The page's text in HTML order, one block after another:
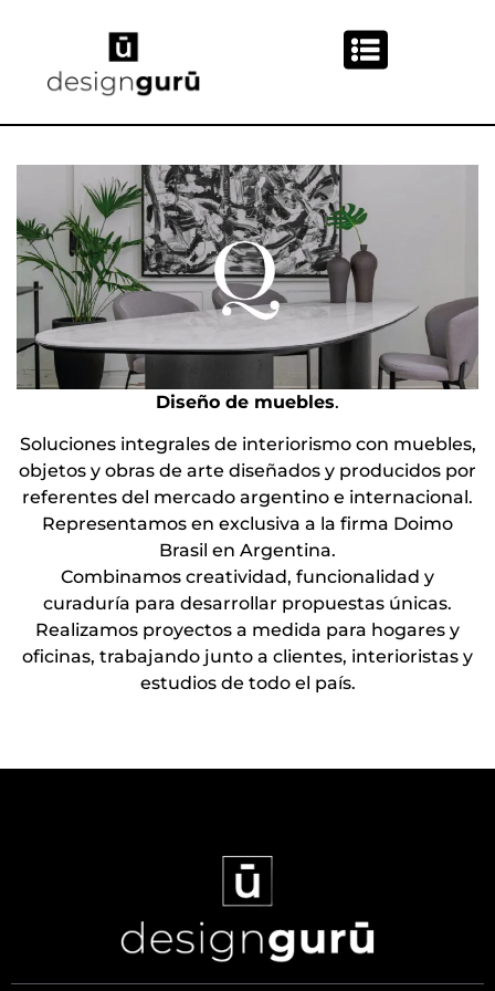
Diseño de muebles.
Soluciones integrales de interiorismo con muebles,
objetos y obras de arte diseñados y producidos por
referentes del mercado argentino e internacional.
Representamos en exclusiva a la firma Doimo
Brasil en Argentina.
Combinamos creatividad, funcionalidad y
curaduría para desarrollar propuestas únicas.
Realizamos proyectos a medida para hogares y
oficinas, trabajando junto a clientes, interioristas y
estudios de todo el país.